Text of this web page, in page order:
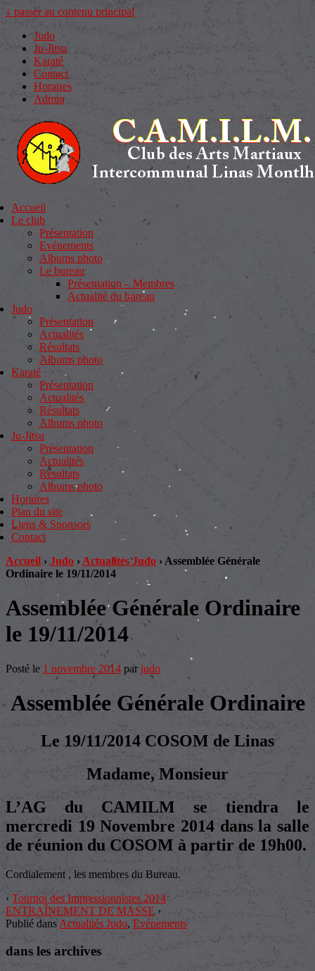
↓ passer au contenu principal
Judo
Ju-Jitsu
Karaté
Contact
Horaires
Admin
Accueil
Le club
Présentation
Evénements
Albums photo
Le bureau
Présentation – Membres
Actualité du bureau
Judo
Présentation
Actualités
Résultats
Albums photo
Karaté
Présentation
Actualités
Résultats
Albums photo
Ju-Jitsu
Présentation
Actualités
Résultats
Albums photo
Horaires
Plan du site
Liens & Sponsors
Contact
Accueil › Judo › Actualités Judo › Assemblée Générale
Ordinaire le 19/11/2014
Assemblée Générale Ordinaire
le 19/11/2014
Posté le 1 novembre 2014 par judo
Assemblée Générale Ordinaire
Le 19/11/2014 COSOM de Linas
Madame, Monsieur
L’AG du CAMILM se tiendra le
mercredi 19 Novembre 2014 dans la salle
de réunion du COSOM à partir de 19h00.
Cordialement , les membres du Bureau.
‹ Tournoi des Impressionnistes 2014
ENTRAÎNEMENT DE MASSE ›
Publié dansActualités Judo, Evénements
dans les archives